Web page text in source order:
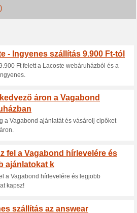
% a
Akcio
kiválasztott női